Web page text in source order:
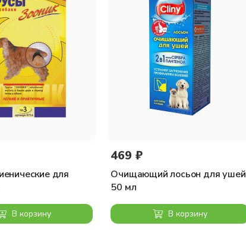
для
В корзину
469 ₽
Очищающий лосьон для ушей
50 мл
В корзину